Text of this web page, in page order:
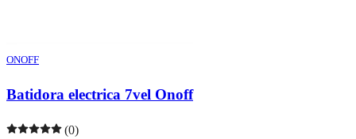
ONOFF
Batidora electrica 7vel Onoff
(0)